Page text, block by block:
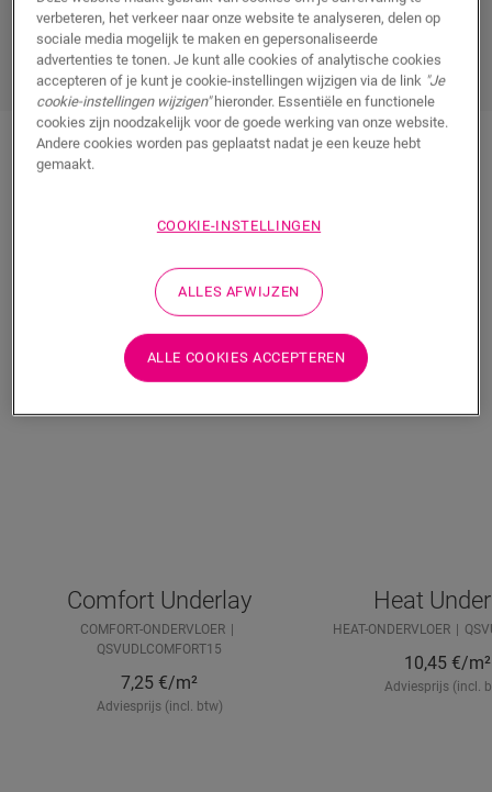
uiteraard helpen ze ook omhet geluid van voetstappen te
dempenvoor een beter akoestisch comfort.
Alpha PVC
Comfort Underlay
COMFORT-ONDERVLOER
QSVUDLCOMFORT15
7,25 €/m²
Adviesprijs (incl. btw)
Heat
HEAT-ONDERVLOER
10,45 €/m²
Adviesprijs (incl.
verbeteren, het verkeer naar onze website te analyseren, delen op
sociale media mogelijk te maken en gepersonaliseerde
advertenties te tonen. Je kunt alle cookies of analytische cookies
accepteren of je kunt je cookie-instellingen wijzigen via de link "Je
cookie-instellingen wijzigen"hieronder. Essentiële en functionele
cookies zijn noodzakelijk voor de goede werking van onze website.
Andere cookies worden pas geplaatst nadat je een keuze hebt
gemaakt.
COOKIE-INSTELLINGEN
ALLES AFWIJZEN
ALLE COOKIES ACCEPTEREN